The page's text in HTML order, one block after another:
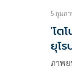
5 กุมภ
'โต
ยุโร
ภาพย